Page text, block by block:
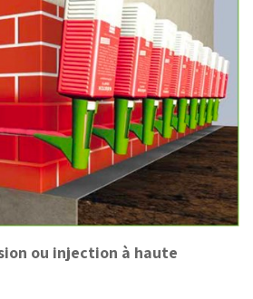
ou injection à haute